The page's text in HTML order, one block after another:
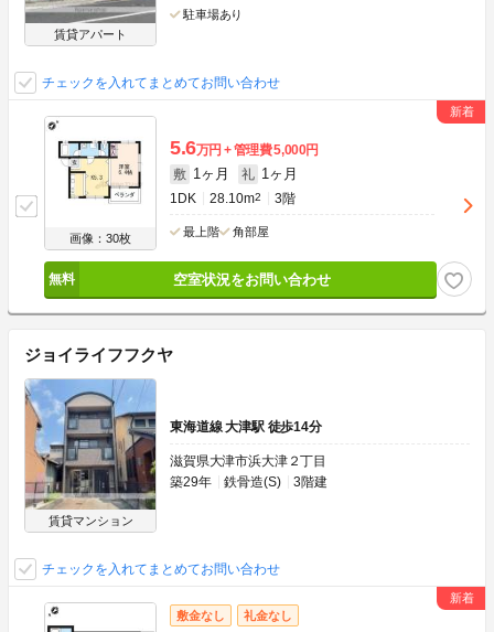
賃貸アパート
駐車場あり
チェックを入れてまとめてお問い合わせ
画像：30枚
5.6万円 管理費5,000円
敷 1ヶ月 礼 1ヶ月
1DK 28.10m2 3階
最上階 角部屋
空室状況をお問い合わせ
ジョイライフフクヤ
賃貸マンション
東海道線 大津駅 徒歩14分
滋賀県大津市浜大津２丁目
築29年
鉄骨造(S) 3階建
チェックを入れてまとめてお問い合わせ
敷金なし 礼金なし